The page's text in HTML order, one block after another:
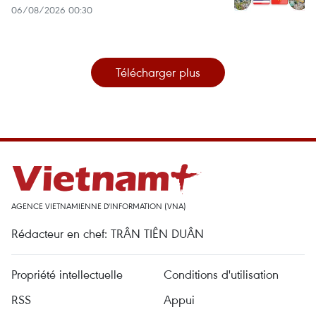
06/08/2026 00:30
Télécharger plus
AGENCE VIETNAMIENNE D'INFORMATION (VNA)
Rédacteur en chef: TRÂN TIÊN DUÂN
Propriété intellectuelle
Conditions d'utilisation
RSS
Appui